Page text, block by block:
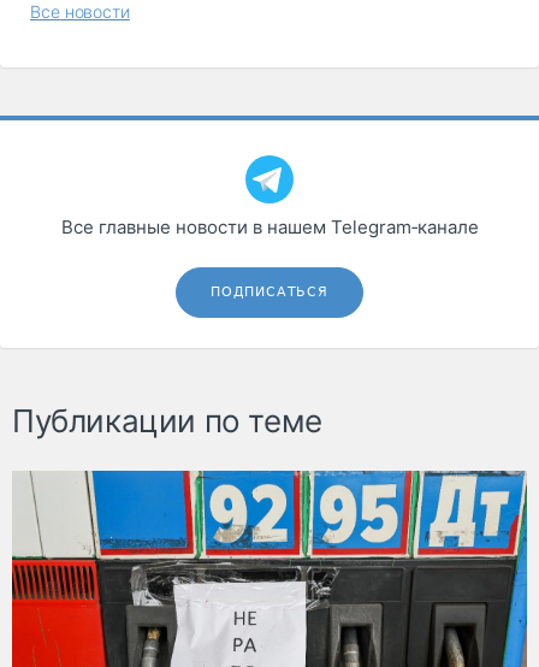
Все новости
Все главные новости в нашем Telegram‑канале
ПОДПИСАТЬСЯ
Публикации по теме